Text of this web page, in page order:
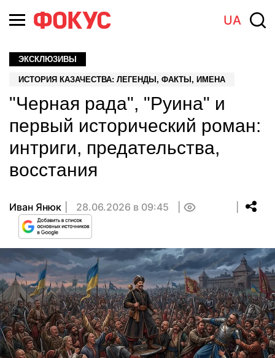
UA
ЭКСКЛЮЗИВЫ
ИСТОРИЯ КАЗАЧЕСТВА: ЛЕГЕНДЫ, ФАКТЫ, ИМЕНА
"Черная рада", "Руина" и
первый исторический роман:
интриги, предательства,
восстания
Иван Янюк 28.06.2026 в 09:45